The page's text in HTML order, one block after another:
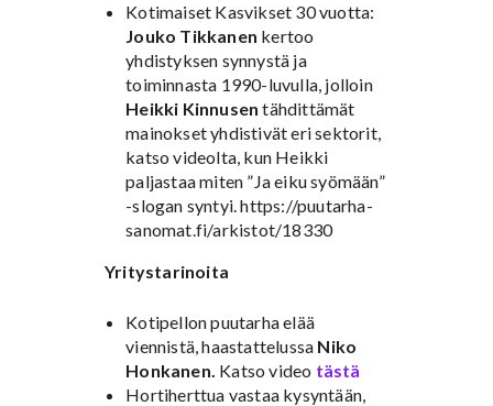
Kotimaiset Kasvikset 30 vuotta:
Jouko Tikkanen kertoo
yhdistyksen synnystä ja
toiminnasta 1990-luvulla, jolloin
Heikki Kinnusen tähdittämät
mainokset yhdistivät eri sektorit,
katso videolta, kun Heikki
paljastaa miten ”Ja eiku syömään”
-slogan syntyi. https://puutarha-
sanomat.fi/arkistot/18330
Yritystarinoita
Kotipellon puutarha elää
viennistä, haastattelussa Niko
Honkanen. Katso video tästä
Hortiherttua vastaa kysyntään,